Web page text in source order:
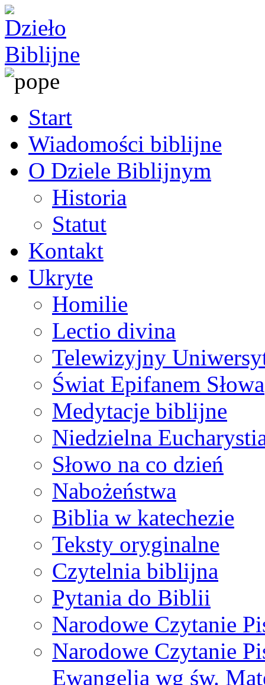
Start
Wiadomości biblijne
O Dziele Biblijnym
Historia
Statut
Kontakt
Ukryte
Homilie
Lectio divina
Telewizyjny
Świat Epifanem Słowa
Medytacje biblijne
Niedzielna
Słowo na co dzień
Nabożeństwa
Biblia w katechezie
Teksty oryginalne
Czytelnia biblijna
Pytania do Biblii
Narodowe Czytanie
Narodowe Czytanie
Ewangelia wg św.